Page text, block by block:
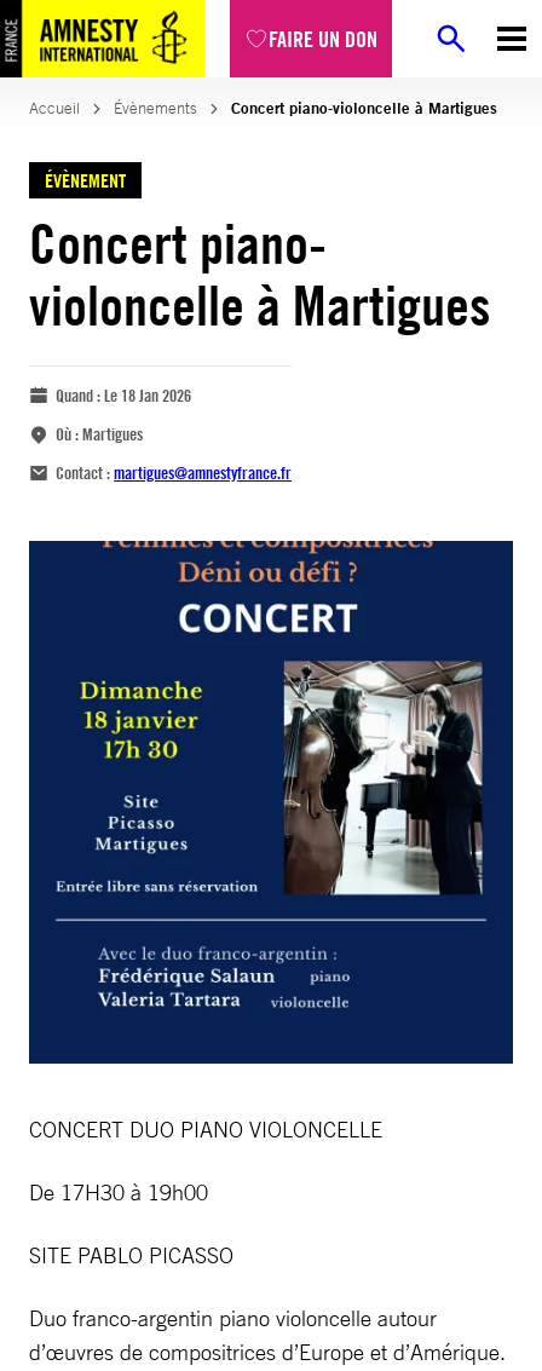
FAIRE UN DON
Accueil Évènements Concert piano-violoncelle à Martigues
ÉVÈNEMENT
Concert piano-
violoncelle à Martigues
Quand :Le 18 Jan 2026
Où :Martigues
Contact :martigues@amnestyfrance.fr
CONCERT DUO PIANO VIOLONCELLE
De 17H30 à 19h00
SITE PABLO PICASSO
Duo franco-argentin piano violoncelle autour
d’œuvres de compositrices d’Europe et d’Amérique.